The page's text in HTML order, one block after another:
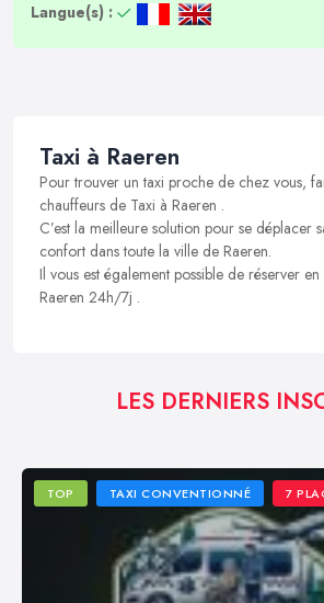
Langue(s) :
Taxi à Raeren
Pour trouver un taxi proche de chez vous,
chauffeurs de Taxi à Raeren .
C’est la meilleure solution pour se déplacer
confort dans toute la ville de Raeren.
Il vous est également possible de réserver
Raeren 24h/7j .
LES DERNIERS
TOP TAXI CONVENTIONNÉ 7